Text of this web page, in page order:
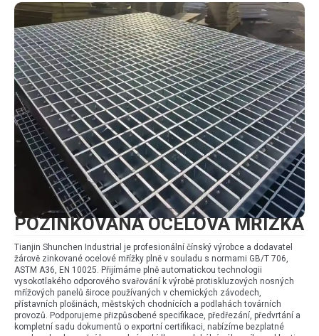
POZINKOVANÁ OCELOVÁ MŘÍŽKA
Tianjin Shunchen Industrial je profesionální čínský výrobce a dodavatel
žárově zinkované ocelové mřížky plně v souladu s normami GB/T 706,
ASTM A36, EN 10025. Přijímáme plně automatickou technologii
vysokotlakého odporového svařování k výrobě protiskluzových nosných
mřížových panelů široce používaných v chemických závodech,
přístavních plošinách, městských chodnících a podlahách továrních
provozů. Podporujeme přizpůsobené specifikace, předřezání, předvrtání a
kompletní sadu dokumentů o exportní certifikaci, nabízíme bezplatné